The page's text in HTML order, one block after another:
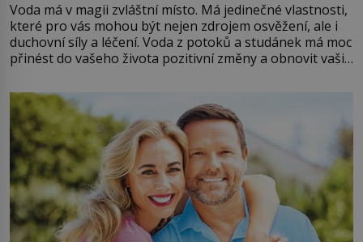
Voda má v magii zvláštní místo. Má jedinečné vlastnosti,
které pro vás mohou být nejen zdrojem osvěžení, ale i
duchovní síly a léčení. Voda z potoků a studánek má moc
přinést do vašeho života pozitivní změny a obnovit vaši
můžete obohatit své rituály a přinést do svého života
větší harmonii a klid. Je důležité